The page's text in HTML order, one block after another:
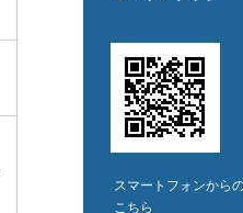
スマートフォンから
こちら